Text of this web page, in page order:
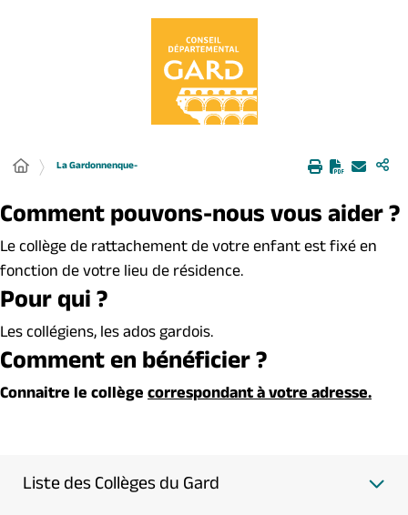
La Gardonnenque-
Comment pouvons-nous vous aider ?
Le collège de rattachement de votre enfant est fixé en
fonction de votre lieu de résidence.
Pour qui ?
Les collégiens, les ados gardois.
Comment en bénéficier ?
Connaitre le collègecorrespondant à votre adresse.
Liste des Collèges du Gard